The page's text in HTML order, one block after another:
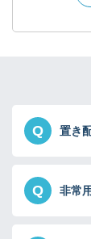
Q 置き
Q 非常